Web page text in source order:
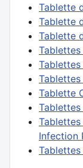
Tablette
Tablette
Tablette
Tablettes
Tablettes
Tablettes
Tablette
Tablettes
Infection
Tablettes